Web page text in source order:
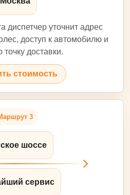
диспетчер уточнит адрес
доступ к автомобилю и
точку доставки.
стоимость
3
шоссе
сервис